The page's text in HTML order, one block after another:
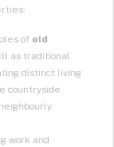
of old
as traditional
distinct living
countryside
work and